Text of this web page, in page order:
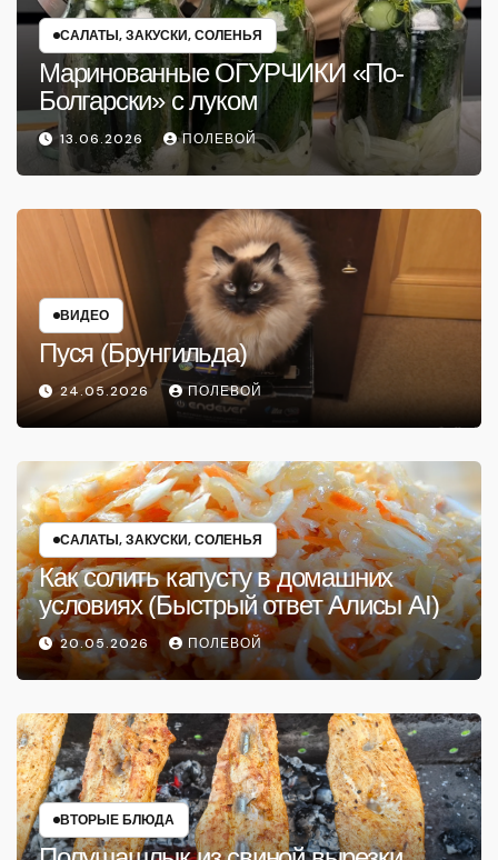
САЛАТЫ, ЗАКУСКИ, СОЛЕНЬЯ
Маринованные ОГУРЧИКИ «По-
Болгарски» с луком
13.06.2026 ПОЛЕВОЙ
ВИДЕО
Пуся (Брунгильда)
24.05.2026 ПОЛЕВОЙ
САЛАТЫ, ЗАКУСКИ, СОЛЕНЬЯ
Как солить капусту в домашних
условиях (Быстрый ответ Алисы AI)
20.05.2026 ПОЛЕВОЙ
ВТОРЫЕ БЛЮДА